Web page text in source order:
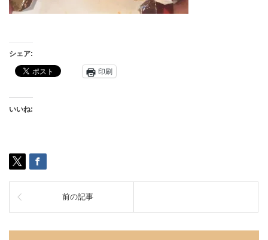
シェア:
印刷
いいね:
前の記事